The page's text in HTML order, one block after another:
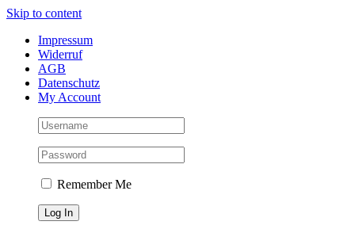
Skip to content
Impressum
Widerruf
AGB
Datenschutz
My Account
Remember Me